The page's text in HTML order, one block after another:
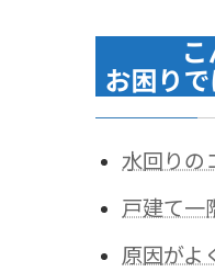
水回りの
戸建て一
原因がよ